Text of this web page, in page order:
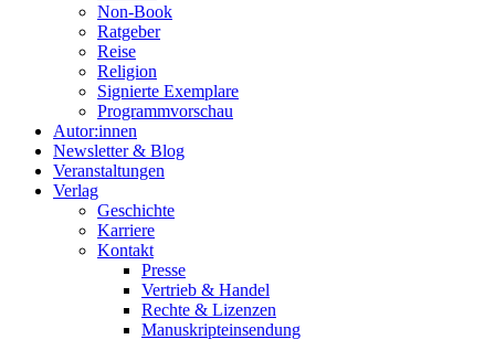
Non-Book
Ratgeber
Reise
Religion
Signierte Exemplare
Programmvorschau
Autor:innen
Newsletter & Blog
Veranstaltungen
Verlag
Geschichte
Karriere
Kontakt
Presse
Vertrieb & Handel
Rechte & Lizenzen
Manuskripteinsendung